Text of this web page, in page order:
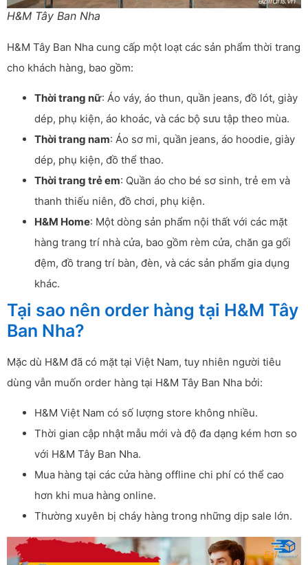
H&M Tây Ban Nha
H&M Tây Ban Nha cung cấp một loạt các sản phẩm thời trang
cho khách hàng, bao gồm:
Thời trang nữ: Áo váy, áo thun, quần jeans, đồ lót, giày
dép, phụ kiện, áo khoác, và các bộ sưu tập theo mùa.
Thời trang nam: Áo sơ mi, quần jeans, áo hoodie, giày
dép, phụ kiện, đồ thể thao.
Thời trang trẻ em: Quần áo cho bé sơ sinh, trẻ em và
thanh thiếu niên, đồ chơi, phụ kiện.
H&M Home: Một dòng sản phẩm nội thất với các mặt
hàng trang trí nhà cửa, bao gồm rèm cửa, chăn ga gối
đệm, đồ trang trí bàn, đèn, và các sản phẩm gia dụng
khác.
Tại sao nên order hàng tại H&M Tây
Ban Nha?
Mặc dù H&M đã có mặt tại Việt Nam, tuy nhiên người tiêu
dùng vẫn muốn order hàng tại H&M Tây Ban Nha bởi:
H&M Việt Nam có số lượng store không nhiều.
Thời gian cập nhật mẫu mới và độ đa dạng kém hơn so
với H&M Tây Ban Nha.
Mua hàng tại các cửa hàng offline chi phí có thể cao
hơn khi mua hàng online.
Thường xuyên bị cháy hàng trong những dịp sale lớn.